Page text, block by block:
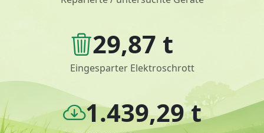
29,87 t
Eingesparter Elektroschrott
1.439,29 t